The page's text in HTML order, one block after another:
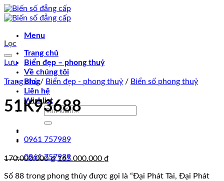
Chuyển
đến
dung
Menu
Trang chủ
Biển đẹp – phong thuỷ
Về chúng tôi
Blog
Liên hệ
Wishlist
Tìm
0961 757989
0961 757989
Lọc
Lưu
Trang chủ / Biển đẹp - phong thuỷ / Biển số phong thuỷ
51K93688
170.000.000₫ Giá
là:
165.000.000 ₫
tại
Số 88 trong phong thủy được gọi là “Đại Phát Tài, Đại Phát